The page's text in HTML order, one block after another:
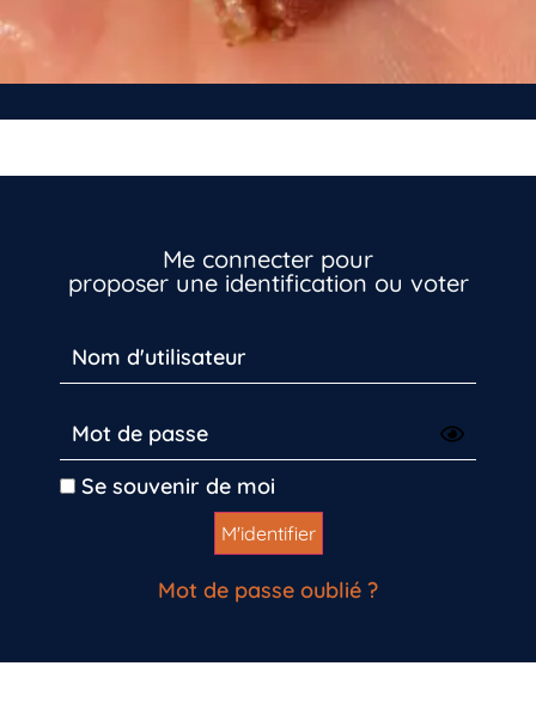
Me connecter pour
proposer une identification ou voter
Se souvenir de moi
Mot de passe oublié ?
Inscrivez-vous dès maintenant